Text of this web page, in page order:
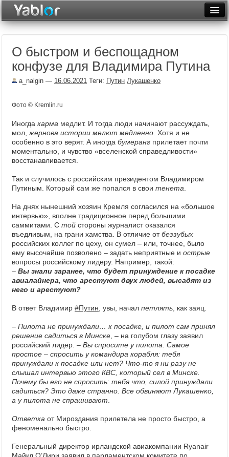
Неделя
Месяц
Фототоп
Видеотоп
О быстром и беспощадном
конфузе для Владимира Путина
a_nalgin — 16.06.2021 Теги: Путин Лукашенко
Фото © Kremlin.ru
Иногда карма медлит. И тогда люди начинают рассуждать,
мол, жернова истории мелют медленно . Хотя и не
особенно в это верят. А иногда бумеранг прилетает почти
моментально, и чувство «вселенской справедливости»
восстанавливается.
Так и случилось с российским президентом Владимиром
Путиным. Который сам же попался в свои тенета
На днях нынешний хозяин Кремля согласился на «большое
интервью», вполне традиционное перед большими
саммитами. С той стороны журналист оказался
въедливым, на грани хамства. В отличие отбеззубых
российских коллег по цеху, он сумел – или, точнее, было
ему высочайше позволено – задать неприятные и острые
вопросы российскому лидеру. Например, такой:
– Вы знали заранее, что будет принуждение к посадке
авиалайнера, что арестуют двух людей, высадят из
него и арестуют?
В ответ Владимир #Путин , увы, начал петлять , как заяц.
– Пилота не принуждали… к посадке, и пилот сам принял
решение садиться в Минске , – на голубом глазу заявил
российский лидер. – Вы спросите у пилота. Самое
простое ‒ спросить у командира корабля: тебя
принуждали к посадке или нет? Что-то я ни разу не
слышал интервью этого КВС, который сел в Минске.
Почему бы его не спросить: тебя что, силой принуждали
садиться? Это даже странно. Все обвиняют Лукашенко,
а у пилота не спрашивают
Ответка от Мироздания прилетела не просто быстро, а
феноменально быстро.
Генеральный директор ирландской авиакомпании Ryanair